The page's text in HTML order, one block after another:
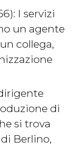
I servizi
un agente
collega,
di
si trova
Berlino,